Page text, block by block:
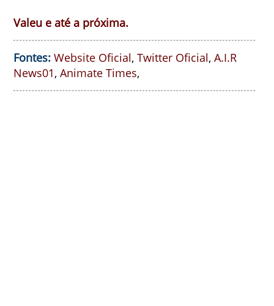
Valeu e até a próxima.
Fontes: Website Oficial, Twitter Oficial, A.I.R
News01, Animate Times,